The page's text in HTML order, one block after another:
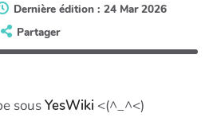
Dernière édition : 24 Mar 2026
Partager
sousYesWiki <(^_^<)